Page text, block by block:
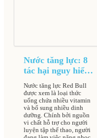
Nước tăng lực: 8
tác hại nguy hiểm
gây nguy cơ đột
quỵ dẫn đến tử
vong cao
Nước tăng lực Red Bull
được xem là loại thức
uống chứa nhiều vitamin
và bổ sung nhiều dinh
dưỡng. Chính bởi nguồn
vi chất hỗ trợ cho người
luyện tập thể thao, người